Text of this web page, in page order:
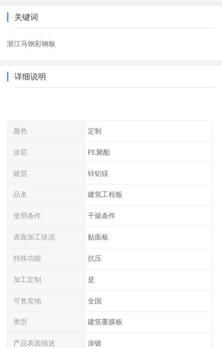
关键词
浙江马钢彩钢板
详细说明
颜色 定制
涂层 PE聚酯
镀层 锌铝镁
品名 建筑工程板
使用条件 干燥条件
表面加工状况 贴面板
特殊功能 抗压
加工定制 是
可售卖地 全国
类型 建筑覆膜板
产品表面描述 涂镀